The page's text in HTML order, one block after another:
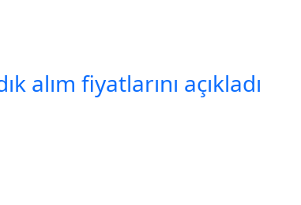
alım fiyatlarını açıkladı